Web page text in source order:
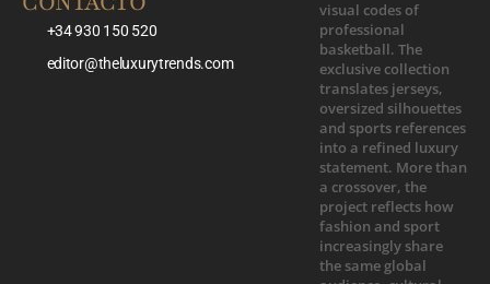
+34 930 150 520
editor@theluxurytrends.com